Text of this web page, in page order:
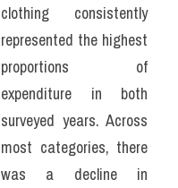
clothing consistently
represented the highest
proportions of
expenditure in both
surveyed years. Across
most categories, there
was a decline in